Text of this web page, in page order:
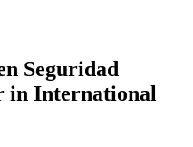
Seguridad
in International